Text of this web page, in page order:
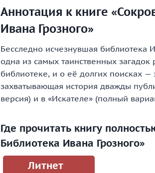
Аннотация к книге
Ивана Грозного»
Бесследно исчезнувшая библиотека
одна из самых таинственных загадок
библиотеке, и о её долгих поисках —
захватывающая история дважды
версия) и в «Искателе» (полный
Где прочитать книгу
Библиотека Ивана Грозного»
Литнет